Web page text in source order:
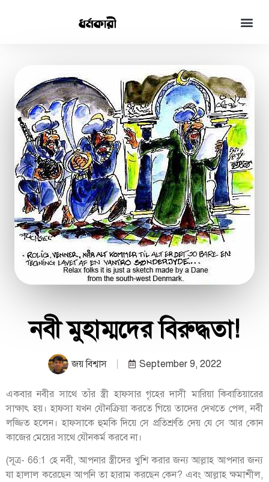
নবী মুহাম্মদের বিরুদ্ধতা!
জয় বিশ্বাস September 9, 2022
একবার নবীর সাথে তাঁর স্ত্রী হাফসার গৃহের দাসী মারিয়া কিবাতিয়ারের
সাক্ষাৎ হয়। হাফসা যখন যৌনক্রিয়া করতে গিয়ে তাদের দেখতে পেল, নবী
লজ্জিত হলেন। হাফসাকে হুমকি দিয়ে সে প্রতিশ্রুতি দেয় যে সে আর কোন
কাজের মেয়ের সাথে যৌনকর্ম করবে না।
(সূত্র- 66:1 হে নবী, আপনার স্ত্রীদের খুশি করার জন্য আল্লাহ আপনার জন্য
যা হালাল করেছেন আপনি তা হারাম করছেন কেন? এবং আল্লাহ ক্ষমাশীল,